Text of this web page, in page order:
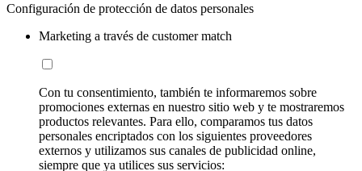
Configuración de protección de datos personales
Marketing a través de customer match
Con tu consentimiento, también te informaremos sobre
promociones externas en nuestro sitio web y te mostraremos
productos relevantes. Para ello, comparamos tus datos
personales encriptados con los siguientes proveedores
externos y utilizamos sus canales de publicidad online,
siempre que ya utilices sus servicios: